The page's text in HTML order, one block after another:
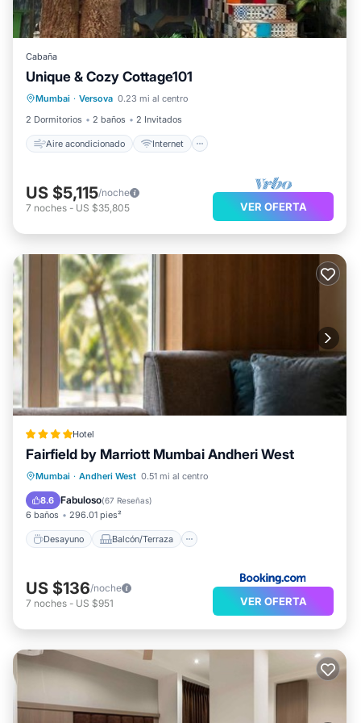
Cabaña
Unique & Cozy Cottage101
Mumbai · Versova 0.23 mi al centro
2 Dormitorios
2 baños 2 Invitados
Aire acondicionado Internet
Aire acondicionado
Se admiten mascotas
US $5,115/noche
7 noches - US $35,805 VER OFERTA
Hotel
Fairfield by Marriott Mumbai Andheri West
Mumbai · Andheri West 0.51 mi al centro
8.6 Fabuloso(67 Reseñas)
6 baños 296.01 pies²
Desayuno Balcón/Terraza
Desayuno
Balcón/Terraza
Aire acondicionado
US $136/noche
7 noches - US $951 VER OFERTA